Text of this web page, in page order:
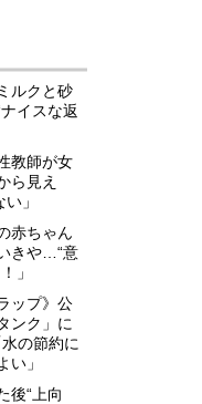
ルクと砂
イスな返
教師が女
ら見え
」
赤ちゃん
きや…“意
」
ップ》公
ンク」に
の節約に
い」
後“上向